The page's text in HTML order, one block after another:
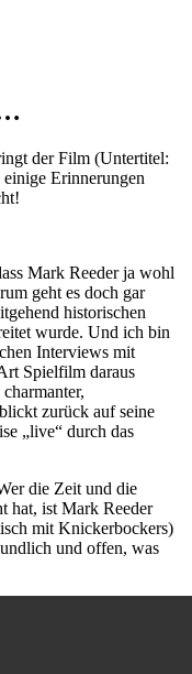
der Film (Untertitel:
Erinnerungen
Mark Reeder ja wohl
geht es doch gar
historischen
wurde. Und ich bin
Interviews mit
Spielfilm daraus
zurück auf seine
„live“ durch das
die Zeit und die
hat, ist Mark Reeder
mit Knickerbockers)
und offen, was